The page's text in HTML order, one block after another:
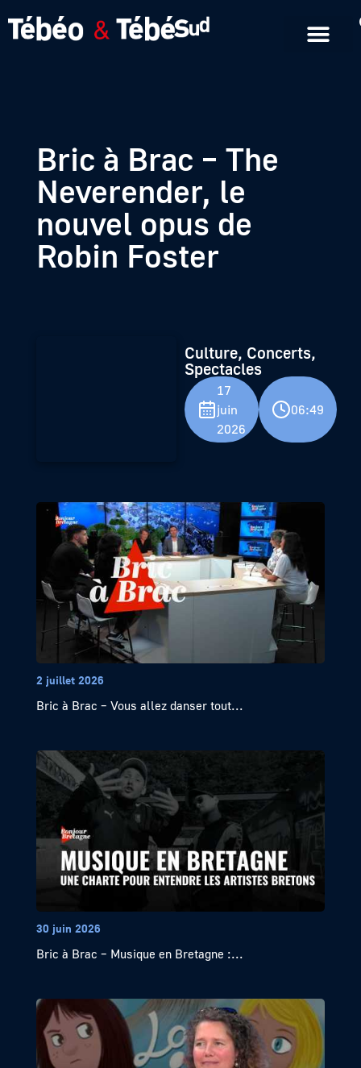
Bric à Brac – The
Neverender, le
nouvel opus de
Robin Foster
Culture, Concerts,
Spectacles
17
juin
2026
06:49
2 juillet 2026
Bric à Brac – Vous allez danser tout...
30 juin 2026
Bric à Brac – Musique en Bretagne :...